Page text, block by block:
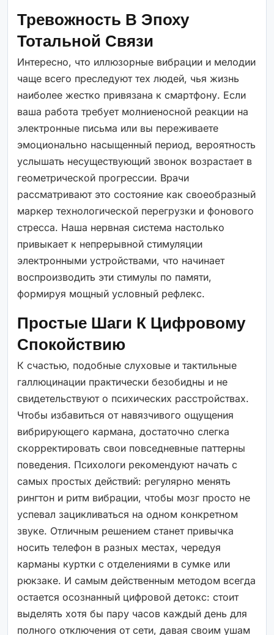
Тревожность В Эпоху
Тотальной Связи
Интересно, что иллюзорные вибрации и мелодии
чаще всего преследуют тех людей, чья жизнь
наиболее жестко привязана к смартфону. Если
ваша работа требует молниеносной реакции на
электронные письма или вы переживаете
эмоционально насыщенный период, вероятность
услышать несуществующий звонок возрастает в
геометрической прогрессии. Врачи
рассматривают это состояние как своеобразный
маркер технологической перегрузки и фонового
стресса. Наша нервная система настолько
привыкает к непрерывной стимуляции
электронными устройствами, что начинает
воспроизводить эти стимулы по памяти,
формируя мощный условный рефлекс.
Простые Шаги К Цифровому
Спокойствию
К счастью, подобные слуховые и тактильные
галлюцинации практически безобидны и не
свидетельствуют о психических расстройствах.
Чтобы избавиться от навязчивого ощущения
вибрирующего кармана, достаточно слегка
скорректировать свои повседневные паттерны
поведения. Психологи рекомендуют начать с
самых простых действий: регулярно менять
рингтон и ритм вибрации, чтобы мозг просто не
успевал зацикливаться на одном конкретном
звуке. Отличным решением станет привычка
носить телефон в разных местах, чередуя
карманы куртки с отделениями в сумке или
рюкзаке. И самым действенным методом всегда
остается осознанный цифровой детокс: стоит
выделять хотя бы пару часов каждый день для
полного отключения от сети, давая своим ушам